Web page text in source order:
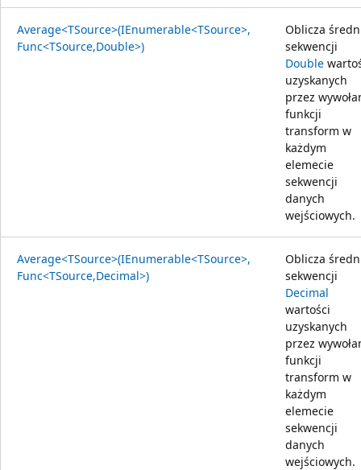
Average<TSource>(IEnumerable<TSource>,
Func<TSource,Double>)
Oblicza
sekwencji
Double
uzyskanych
przez
funkcji
transform w
każdym
elemecie
sekwencji
danych
wejściowych.
Average<TSource>(IEnumerable<TSource>,
Func<TSource,Decimal>)
Oblicza
sekwencji
Decimal
wartości
uzyskanych
przez
funkcji
transform w
każdym
elemecie
sekwencji
danych
wejściowych.